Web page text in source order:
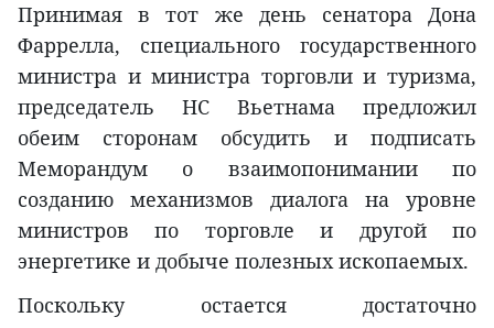
Принимая в тот же день сенатора Дона
Фаррелла, специального государственного
министра и министра торговли и туризма,
председатель НС Вьетнама предложил
обеим сторонам обсудить и подписать
Меморандум о взаимопонимании по
созданию механизмов диалога на уровне
министров по торговле и другой по
энергетике и добыче полезных ископаемых.
Поскольку остается достаточно